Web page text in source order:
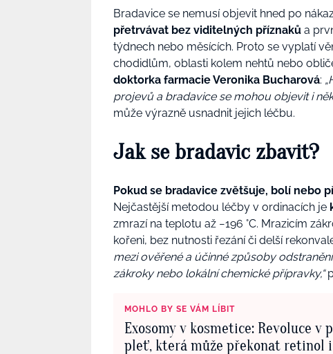
Bradavice se nemusí objevit hned po
přetrvávat bez viditelných příznaků a
týdnech nebo měsících. Proto se vyplatí
chodidlům, oblasti kolem nehtů nebo
doktorka farmacie Veronika Bucharová:
projevů a bradavice se mohou objevit i
může výrazně usnadnit jejich léčbu.
Jak se bradavic zbavit?
Pokud se bradavice zvětšuje, bolí nebo
Nejčastější metodou léčby v ordinacích je
zmrazí na teplotu až −196 °C. Mrazicím
kořeni, bez nutnosti řezání či delší
mezi ověřené a účinné způsoby
zákroky nebo lokální chemické přípravky,“
MOHLO BY SE VÁM LÍBIT
Exosomy v kosmetice: Revoluce v
pleť, která může překonat retinol i